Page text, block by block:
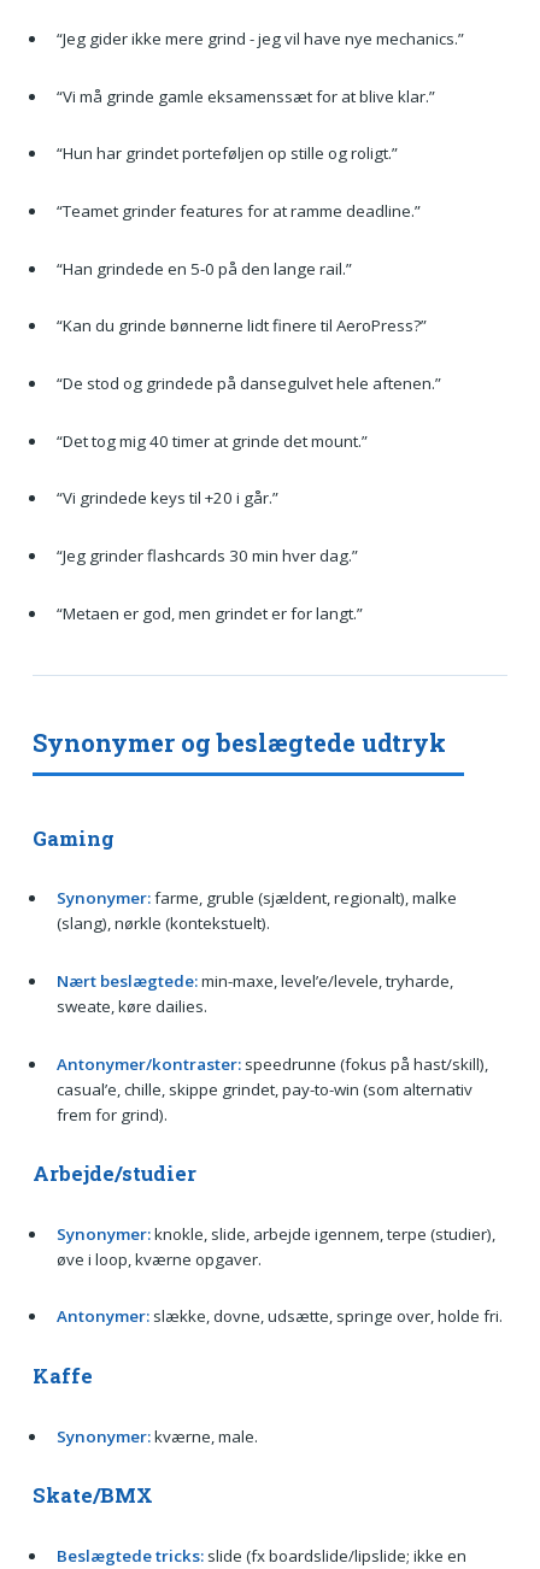
“Jeg gider ikke mere grind - jeg vil have nye mechanics.”
“Vi må grinde gamle eksamenssæt for at blive klar.”
“Hun har grindet porteføljen op stille og roligt.”
“Teamet grinder features for at ramme deadline.”
“Han grindede en 5-0 på den lange rail.”
“Kan du grinde bønnerne lidt finere til AeroPress?”
“De stod og grindede på dansegulvet hele aftenen.”
“Det tog mig 40 timer at grinde det mount.”
“Vi grindede keys til +20 i går.”
“Jeg grinder flashcards 30 min hver dag.”
“Metaen er god, men grindet er for langt.”
Synonymer og beslægtede udtryk
Gaming
Synonymer:farme, gruble (sjældent, regionalt), malke
(slang), nørkle (kontekstuelt).
Nært beslægtede:min-maxe, level’e/levele, tryharde,
sweate, køre dailies.
Antonymer/kontraster:speedrunne (fokus på hast/skill),
casual’e, chille, skippe grindet, pay-to-win (som alternativ
frem for grind).
Arbejde/studier
Synonymer:knokle, slide, arbejde igennem, terpe (studier),
øve i loop, kværne opgaver.
Antonymer:slække, dovne, udsætte, springe over, holde fri.
Kaffe
Synonymer:kværne, male.
Skate/BMX
Beslægtede tricks:slide (fx boardslide/lipslide; ikke en